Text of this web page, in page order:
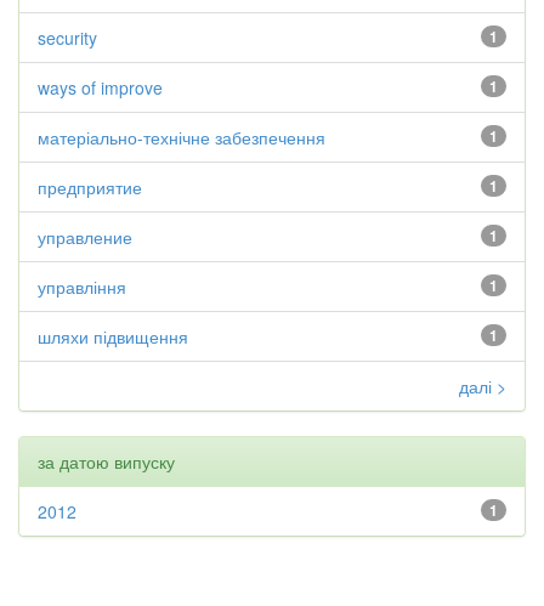
1
security
1
ways of improve
1
матеріально-технічне забезпечення
1
предприятие
1
управление
1
управління
1
шляхи підвищення
далі >
за датою випуску
1
2012